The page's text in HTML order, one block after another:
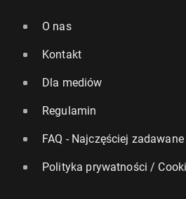
O nas
Kontakt
Dla mediów
Regulamin
FAQ - Najczęściej
Polityka prywatności /